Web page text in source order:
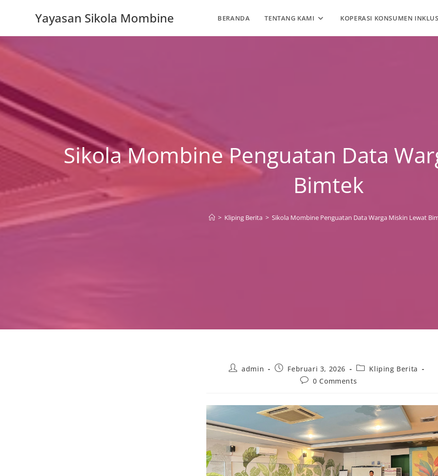
Yayasan Sikola Mombine BERANDA TENTANG KAMI KOPERASI KONSUMEN
Sikola Mombine Penguatan Data
Bimtek
> Kliping Berita > Sikola Mombine Penguatan Data Warga Miskin Lewat
Postadmin
Post
published:
Februari 3, 2026
PostKliping Berita
Post0 Comments